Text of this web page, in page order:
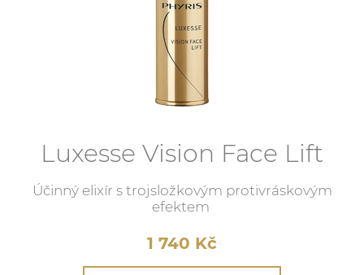
Luxesse Vision Face Lift
Účinný elixír s trojsložkovým protivráskovým
efektem
1 740 Kč